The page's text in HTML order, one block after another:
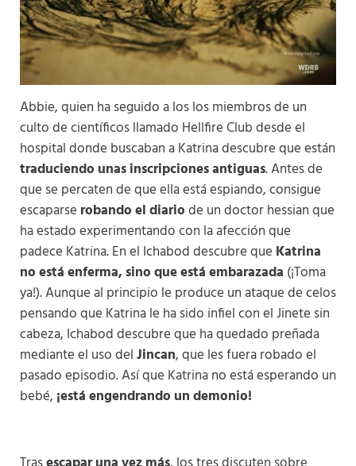
Abbie, quien ha seguido a los los miembros de un
culto de científicos llamado Hellfire Club desde el
hospital donde buscaban a Katrina descubre que están
traduciendo unas inscripciones antiguas. Antes de
que se percaten de que ella está espiando, consigue
escaparse robando el diariode un doctor hessian que
ha estado experimentando con la afección que
padece Katrina. En el Ichabod descubre que Katrina
no está enferma, sino que está embarazada (¡Toma
ya!). Aunque al principio le produce un ataque de celos
pensando que Katrina le ha sido infiel con el Jinete sin
cabeza, Ichabod descubre que ha quedado preñada
mediante el uso delJincan, que les fuera robado el
pasado episodio. Así que Katrina no está esperando un
bebé, ¡está engendrando un demonio!